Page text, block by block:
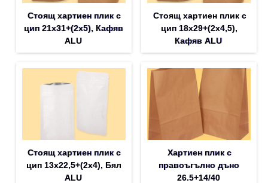
Стоящ хартиен плик с
цип 21х31+(2х5), Кафяв
ALU
Стоящ хартиен плик с
цип 18х29+(2х4,5),
Кафяв ALU
Стоящ хартиен плик с
цип 13х22,5+(2х4), Бял
ALU
Хартиен плик с
правоъгълно дъно
26.5+14/40